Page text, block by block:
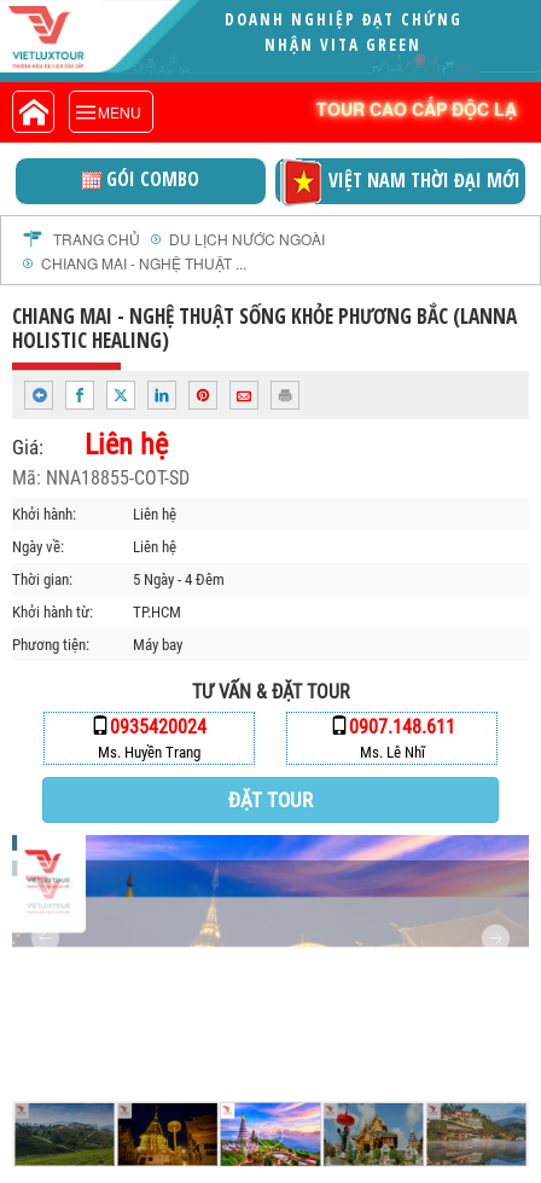
DOANH NGHIỆP ĐẠT CHỨNG
NHẬN VITA GREEN (XUẤT SẮC)
MENU TOUR CAO CẤP ĐỘC LẠ
VIETLUXTOUR.COM
TOUR CAO CẤP ĐỘC LẠ
TOUR TRONG NƯỚC
TOUR NƯỚC NGOÀI
TOUR KHỞI HÀNH TỪ HÀ NỘI
TOUR KHỞI HÀNH TỪ ĐÀ NẴNG
TOUR KHỞI HÀNH TỪ CẦN THƠ
TOUR ĐOÀN - M.I.C.E
TOUR COMBO
DỊCH VỤ
GIỚI THIỆU
HỒ SƠ NĂNG LỰC
PROFILE EN
THƯ KHEN VIETLUXTOUR
PROFILE HƯỚNG DẪN VIÊN
TUYỂN DỤNG
GÓI COMBO VIỆT NAM THỜI ĐẠI MỚI
TRANG CHỦ
DU LỊCH NƯỚC NGOÀI
CHIANG MAI - NGHỆ THUẬT ...
CHIANG MAI - NGHỆ THUẬT SỐNG KHỎE PHƯƠNG BẮC (LANNA
HOLISTIC HEALING)
Giá: Liên hệ
Mã: NNA18855-COT-SD
Khởi hành:
Liên hệ
Ngày về:
Liên hệ
Thời gian:
5 Ngày - 4 Đêm
Khởi hành từ:
TP.HCM
Phương tiện:
Máy bay
TƯ VẤN & ĐẶT TOUR
0935420024
Ms. Huyền Trang
0907.148.611
Ms. Lê Nhĩ
ĐẶT TOUR